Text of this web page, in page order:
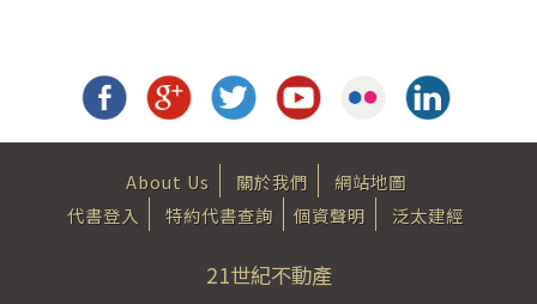
About Us 關於我們
網站地圖
代書登入
特約代書查詢 個資聲明 泛太建經
21世紀不動產